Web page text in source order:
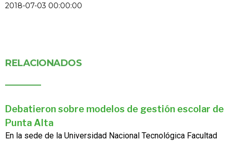
2018-07-03 00:00:00
RELACIONADOS
Debatieron sobre modelos de gestión escolar de
Punta Alta
En la sede de la Universidad Nacional Tecnológica Facultad